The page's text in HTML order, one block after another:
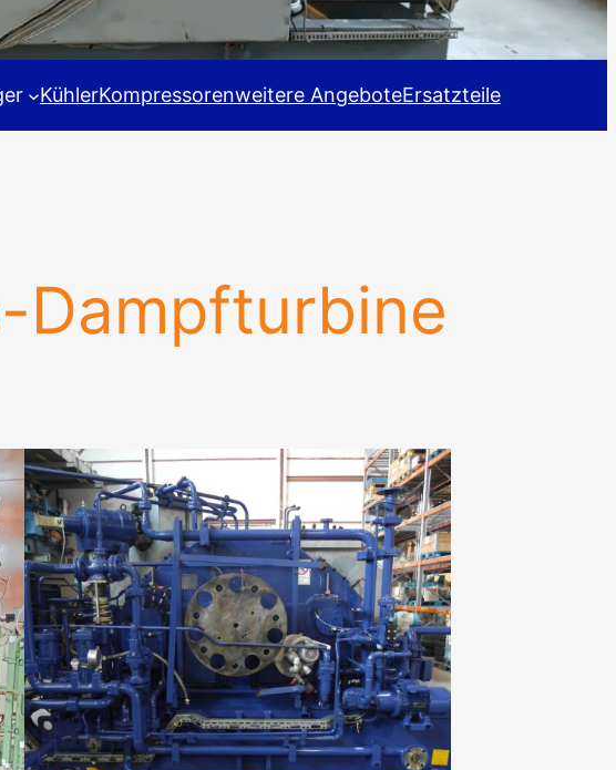
KühlerKompressorenweitere AngeboteErsatzteile
Dampfturbine